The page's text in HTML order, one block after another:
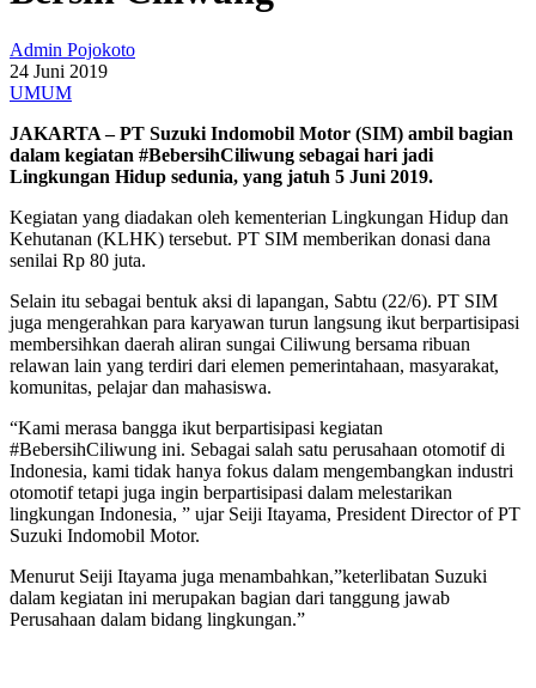
Admin Pojokoto
24 Juni 2019
UMUM
JAKARTA – PT Suzuki Indomobil Motor (SIM) ambil bagian
dalam kegiatan #BebersihCiliwung sebagai hari jadi
Lingkungan Hidup sedunia, yang jatuh 5 Juni 2019.
Kegiatan yang diadakan oleh kementerian Lingkungan Hidup dan
Kehutanan (KLHK) tersebut. PT SIM memberikan donasi dana
senilai Rp 80 juta.
Selain itu sebagai bentuk aksi di lapangan, Sabtu (22/6). PT SIM
juga mengerahkan para karyawan turun langsung ikut berpartisipasi
membersihkan daerah aliran sungai Ciliwung bersama ribuan
relawan lain yang terdiri dari elemen pemerintahaan, masyarakat,
komunitas, pelajar dan mahasiswa.
“Kami merasa bangga ikut berpartisipasi kegiatan
#BebersihCiliwung ini. Sebagai salah satu perusahaan otomotif di
Indonesia, kami tidak hanya fokus dalam mengembangkan industri
otomotif tetapi juga ingin berpartisipasi dalam melestarikan
lingkungan Indonesia, ” ujar Seiji Itayama, President Director of PT
Suzuki Indomobil Motor.
Menurut Seiji Itayama juga menambahkan,”keterlibatan Suzuki
dalam kegiatan ini merupakan bagian dari tanggung jawab
Perusahaan dalam bidang lingkungan.”